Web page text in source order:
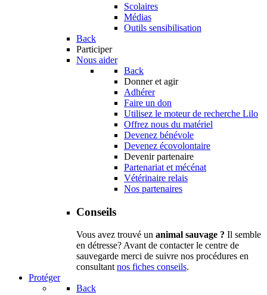
Scolaires
Médias
Outils sensibilisation
Back
Participer
Nous aider
Back
Donner et agir
Adhérer
Faire un don
Utilisez le moteur de recherche Lilo
Offrez nous du matériel
Devenez bénévole
Devenez écovolontaire
Devenir partenaire
Partenariat et mécénat
Vétérinaire relais
Nos partenaires
Conseils
Vous avez trouvé un animal sauvage ? Il semble
en détresse? Avant de contacter le centre de
sauvegarde merci de suivre nos procédures en
consultantnos fiches conseils.
Protéger
Back